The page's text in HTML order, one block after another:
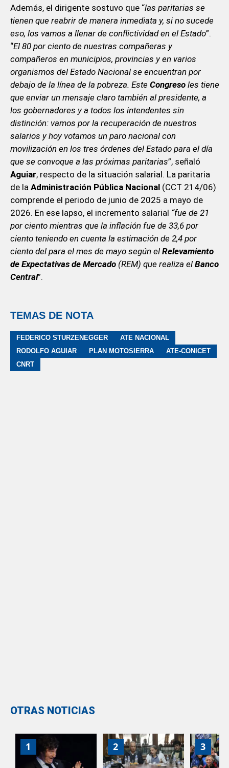
Además, el dirigente sostuvo que “las paritarias se
tienen que reabrir de manera inmediata y, si no sucede
eso, los vamos a llenar de conflictividad en el Estado”.
“El 80 por ciento de nuestras compañeras y
compañeros en municipios, provincias y en varios
organismos del Estado Nacional se encuentran por
debajo de la línea de la pobreza. Este Congresoles tiene
que enviar un mensaje claro también al presidente, a
los gobernadores y a todos los intendentes sin
distinción: vamos por la recuperación de nuestros
salarios y hoy votamos un paro nacional con
movilización en los tres órdenes del Estado para el día
que se convoque a las próximas paritarias”, señaló
Aguiar, respecto de la situación salarial. La paritaria
de la Administración Pública Nacional(CCT 214/06)
comprende el periodo de junio de 2025 a mayo de
2026. En ese lapso, el incremento salarial “fue de 21
por ciento mientras que la inflación fue de 33,6 por
ciento teniendo en cuenta la estimación de 2,4 por
ciento del para el mes de mayo según el Relevamiento
de Expectativas de Mercado(REM) que realiza el Banco
Central”.
TEMAS DE NOTA
FEDERICO STURZENEGGER
ATE NACIONAL
RODOLFO AGUIAR
PLAN MOTOSIERRA
ATE-CONICET
CNRT
OTRAS NOTICIAS
1 2 3